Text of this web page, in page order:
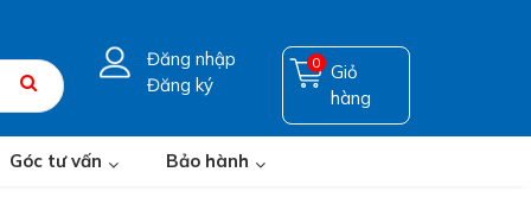
Đăng nhập
Đăng ký
Giỏ
hàng
0
Góc tư vấn Bảo hành